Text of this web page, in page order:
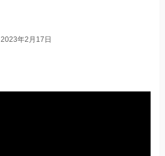
2023年2月17日